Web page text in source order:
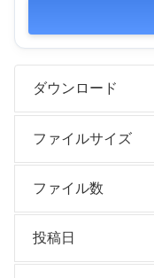
ダウンロード
ファイルサイズ
ファイル数
投稿日